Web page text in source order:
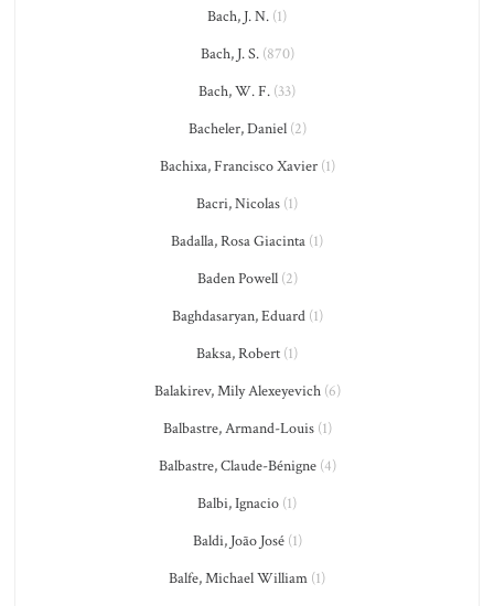
Bach, J. N. (1)
Bach, J. S.(870)
Bach, W. F. (33)
Bacheler, Daniel(2)
Bachixa, Francisco Xavier(1)
Bacri, Nicolas (1)
Badalla, Rosa Giacinta (1)
Baden Powell(2)
Baghdasaryan, Eduard(1)
Baksa, Robert (1)
Balakirev, Mily Alexeyevich(6)
Balbastre, Armand-Louis(1)
Balbastre, Claude-Bénigne(4)
Balbi, Ignacio (1)
Baldi, João José(1)
Balfe, Michael William (1)